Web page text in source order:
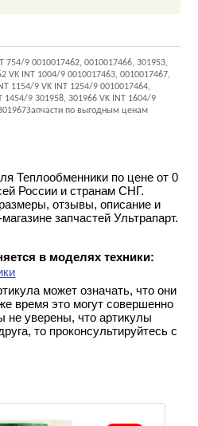
754/9 0010017462, 0010017466, 301953,
VK INT 1004/9 0010017463, 0010017467,
1154/9 VK INT 1254/9 0010017464,
1454/9 301958, 301966 VK INT 1604/9
по выгодным ценам
Теплообменники по цене от 0
России и странам СНГ.
отзывы, описание и
запчастей Ультрапарт.
в моделях техники:
может означать, что они
время это могут совершенно
не уверены, что артикулы
то проконсультируйтесь с